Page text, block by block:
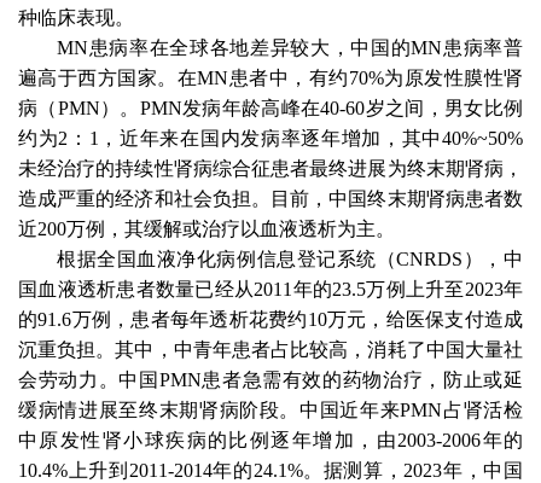
种临床表现。
MN患病率在全球各地差异较大，中国的MN患病率普
遍高于西方国家。在MN患者中，有约70%为原发性膜性肾
病（PMN）。PMN发病年龄高峰在40-60岁之间，男女比例
约为2：1，近年来在国内发病率逐年增加，其中40%~50%
未经治疗的持续性肾病综合征患者最终进展为终末期肾病，
造成严重的经济和社会负担。目前，中国终末期肾病患者数
近200万例，其缓解或治疗以血液透析为主。
根据全国血液净化病例信息登记系统（CNRDS），中
国血液透析患者数量已经从2011年的23.5万例上升至2023年
的91.6万例，患者每年透析花费约10万元，给医保支付造成
沉重负担。其中，中青年患者占比较高，消耗了中国大量社
会劳动力。中国PMN患者急需有效的药物治疗，防止或延
缓病情进展至终末期肾病阶段。中国近年来PMN占肾活检
中原发性肾小球疾病的比例逐年增加，由2003-2006年的
10.4%上升到2011-2014年的24.1%。据测算，2023年，中国